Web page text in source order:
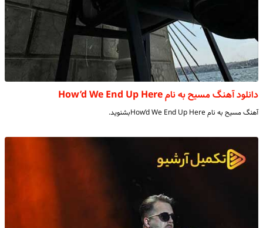
دانلود آهنگ مسیح به نام How’d We End Up Here
آهنگ مسیح به نام How’d We End Up Hereبشنوید.